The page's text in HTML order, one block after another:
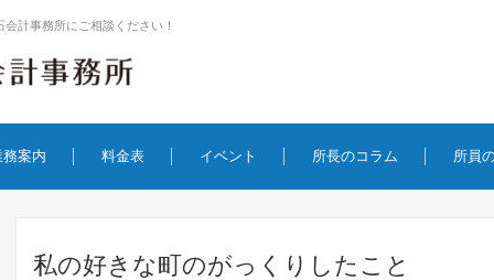
計事務所にご相談ください！
務案内 料金表 イベント 所長のコラム 所員
私の好きな町のがっくりしたこと